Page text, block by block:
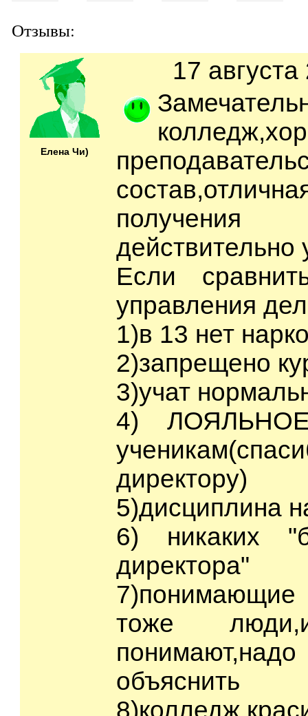
Отзывы:
Елена Чи)
17
действительно
Если
управления
1)в 13 нет
2)запрещено
3)учат
4)
директору)
5)дисциплина
6) никаких
директора"
7)понимающие
тоже
объяснить
8)колледж